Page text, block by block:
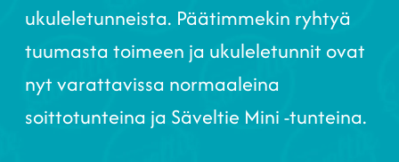
ukuleletunneista. Päätimmekin ryhtyä
tuumasta toimeen ja ukuleletunnit ovat
nyt varattavissa normaaleina
soittotunteina ja Säveltie Mini -tunteina.